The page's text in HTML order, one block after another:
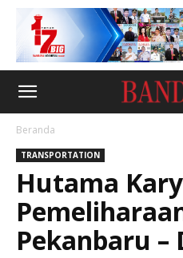
Beranda
TRANSPORTATION
Hutama
Pekanbaru –